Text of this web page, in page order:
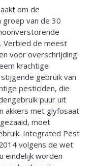
om de
groep van de 30
Verbied de meest
voor overschrijding
krachtige
gebruik van
pesticiden, die
puur uit
akkers met glyfosaat
moet
Integrated Pest
volgens de wet
eindelijk worden